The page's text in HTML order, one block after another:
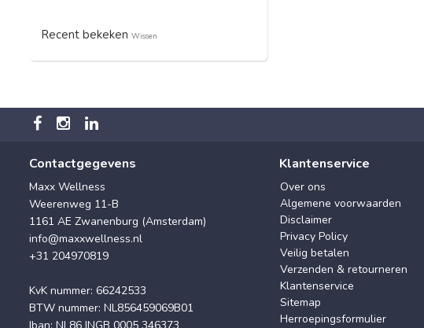
Recent bekeken Wissen
Contactgegevens
Maxx Wellness
Weerenweg 11-B
1161 AE Zwanenburg (Amsterdam)
info@maxxwellness.nl
+31 204970819
KvK nummer: 66242533
BTW nummer: NL856459069B01
Iban: NL86 INGB 0005 346373
Klantenservice
Over ons
Algemene voorwaarden
Disclaimer
Privacy Policy
Veilig betalen
Verzenden & retourneren
Klantenservice
Sitemap
Herroepingsformulier